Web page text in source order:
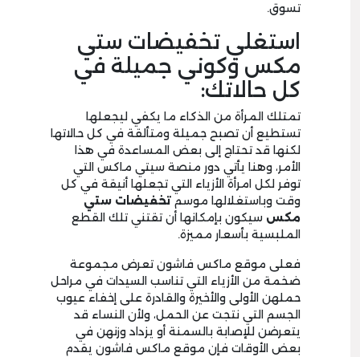
تسوق.
استغلي تخفيضات ستي
مكس وكوني جميلة في
كل حالاتك:
تمتلك المرأة من الذكاء ما يكفي ليجعلها
تستطيع أن تصبح جميلة ومتألقة في كل حالاتها
لكنها قد تحتاج إلى بعض المساعدة في هذا
الأمر، وهنا يأتي دور منصة سيتي ماكس التي
توفر لكل امرأة الأزياء التي تجعلها أنيقة في كل
وقت وباستغلالها موسم تخفيضات ستي
مكس سيكون بإمكانها أن تقتني تلك القطع
الملبسية بأسعار مميزة.
فعلى موقع ماكس فاشون تعرض مجموعة
ضخمة من الأزياء التي تناسب السيدات في مراحل
حملهن الأولى والأخيرة والقادرة على إخفاء عيوب
الجسم التي نتجت عن الحمل، ولأن النساء قد
يتعرضن للإصابة بالسمنة أو يزداد وزنهن في
بعض الأوقات فإن موقع ماكس فاشون يقدم